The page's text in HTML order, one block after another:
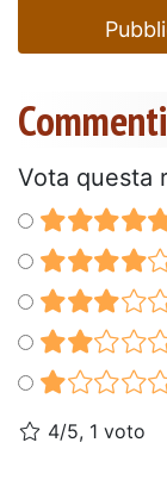
Commenti
Vota questa
4/5, 1 voto